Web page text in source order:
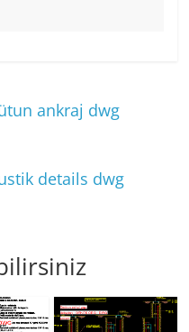
ankraj dwg
details dwg